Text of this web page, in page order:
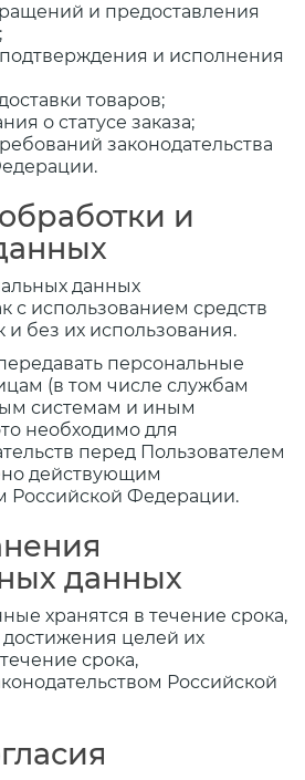
и предоставления
и исполнения
товаров;
о статусе заказа;
законодательства
и
данных
с использованием средств
и без их использования.
персональные
(в том числе службам
системам и иным
необходимо для
перед Пользователем
действующим
Российской Федерации.
данных
хранятся в течение срока,
целей их
срока,
Российской